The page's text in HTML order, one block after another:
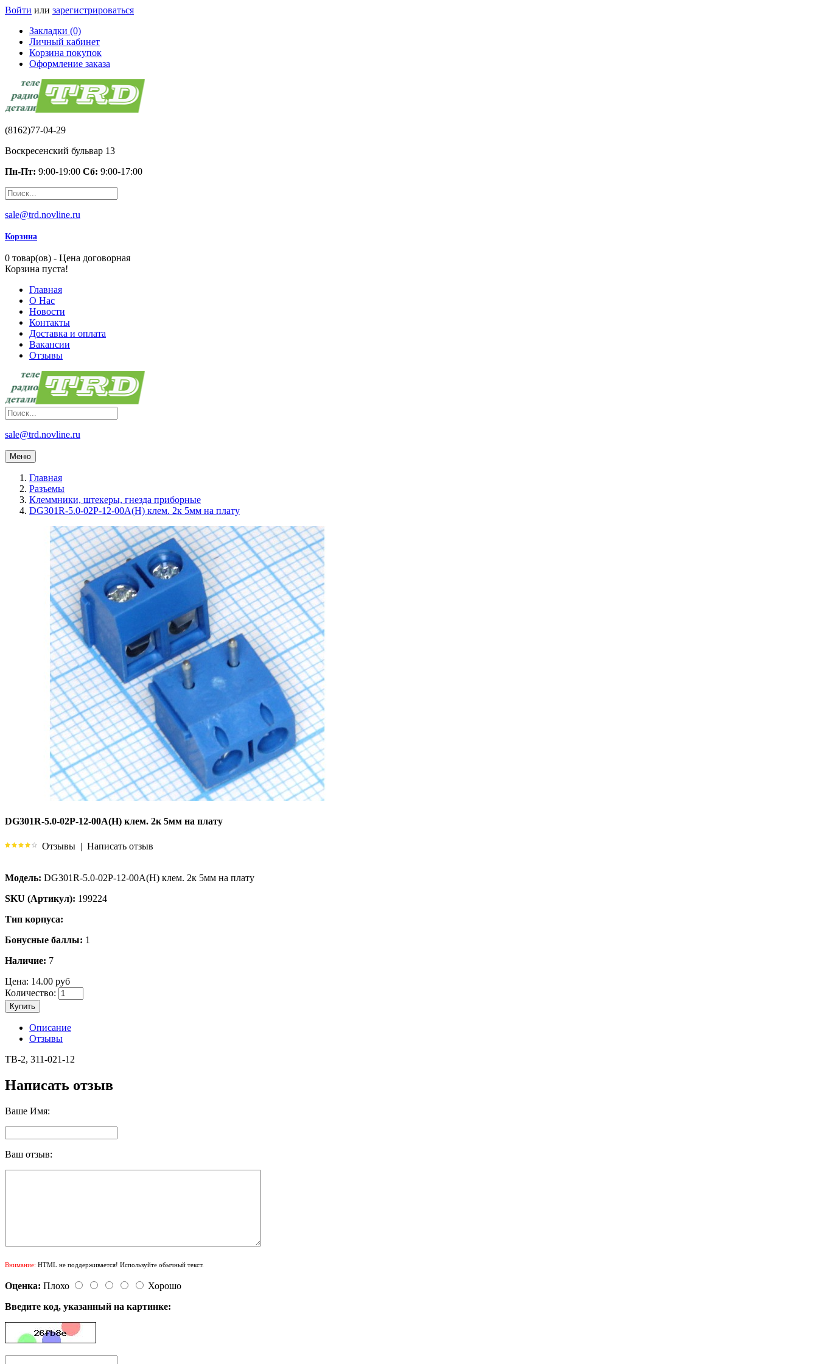
Войти или зарегистрироваться
Закладки (0)
Личный кабинет
Корзина покупок
Оформление заказа
(8162)77-04-29
Воскресенский бульвар 13
Пн-Пт: 9:00-19:00 Сб: 9:00-17:00
sale@trd.novline.ru
Корзина
0 товар(ов) - Цена договорная
Корзина пуста!
Главная
О Нас
Новости
Контакты
Доставка и оплата
Вакансии
Отзывы
sale@trd.novline.ru
Меню
Главная
Разъемы
Клеммники, штекеры, гнезда приборные
DG301R-5.0-02P-12-00A(H) клем. 2к 5мм на плату
DG301R-5.0-02P-12-00A(H) клем. 2к 5мм на плату
Отзывы | Написать отзыв
Модель: DG301R-5.0-02P-12-00A(H) клем. 2к 5мм на плату
SKU (Артикул): 199224
Тип корпуса:
Бонусные баллы: 1
Наличие: 7
Цена: 14.00 руб
Количество:
Купить
Описание
Отзывы
TB-2, 311-021-12
Написать отзыв
Ваше Имя:
Ваш отзыв:
Внимание: HTML не поддерживается! Используйте обычный текст.
Оценка: Плохо
Хорошо
Введите код, указанный на картинке: